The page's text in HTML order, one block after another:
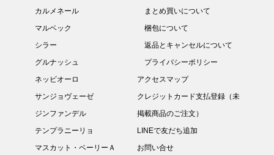
カルメネール
マルベック
シラー
グルナッシュ
ネッビオーロ
サンジョヴェーゼ
ジンファンデル
テンプラニーリョ
マスカット・ベーリーＡ
まとめ買いについて
梱包について
返品とキャンセルについて
プライバシーポリシー
アクセスマップ
クレジットカード支払登録（未
掲載商品のご注文）
LINEで友だち追加
お問い合せ